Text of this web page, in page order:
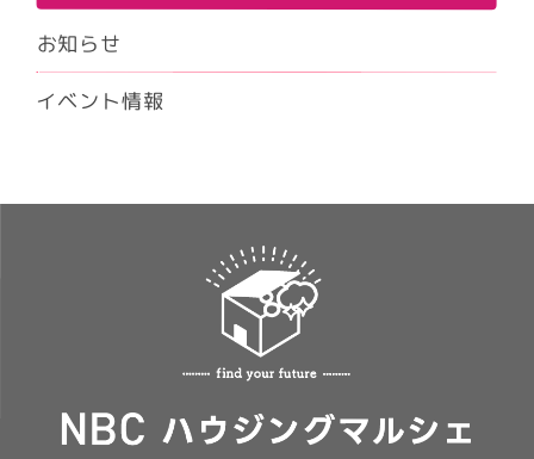
お知らせ
イベント情報